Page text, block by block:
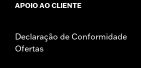
APOIO AO CLIENTE
Declaração de Conformidade
Ofertas